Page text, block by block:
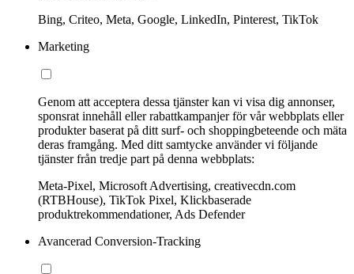
Bing, Criteo, Meta, Google, LinkedIn, Pinterest, TikTok
Marketing
Genom att acceptera dessa tjänster kan vi visa dig annonser,
sponsrat innehåll eller rabattkampanjer för vår webbplats eller
produkter baserat på ditt surf- och shoppingbeteende och mäta
deras framgång. Med ditt samtycke använder vi följande
tjänster från tredje part på denna webbplats:
Meta-Pixel, Microsoft Advertising, creativecdn.com
(RTBHouse), TikTok Pixel, Klickbaserade
produktrekommendationer, Ads Defender
Avancerad Conversion-Tracking